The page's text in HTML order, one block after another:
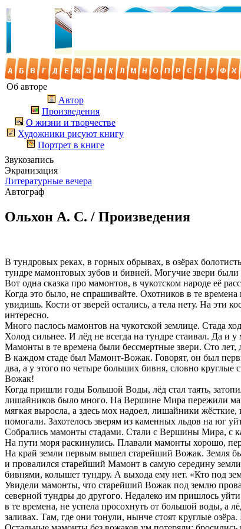
Об авторе
Автор
Произведения
О жизни и творчестве
Художники рисуют книгу
Портрет в книге
Звукозапись
Экранизация
Литературные вечера
Автограф
Ольхон А. С. / Произведения
В тундровых реках, в горных обрывах, в озёрах
тундре мамонтовых зубов и бивней. Могучие звери
Вот одна сказка про мамонтов, в чукотском народе её
Когда это было, не спрашивайте. Охотников в те
увидишь. Кости от зверей остались, а тела нету. На эти
интересно.
Много паслось мамонтов на чукотской землице. Стада
Холод сильнее. И лёд не всегда на тундре стаивал. Да и
Мамонты в те времена были бессмертные звери. Сто лет,
В каждом стаде был Мамонт-Вожак. Говорят, он был
два, а у этого по четыре больших бивня, словно
Вожак!
Когда пришли годы Большой Воды, лёд стал таять,
лишайников было много. На Вершине Мира пережили
мягкая выросла, а здесь мох надоел, лишайники
помогали. Захотелось зверям из каменных льдов на юг
Собрались мамонты стадами. Стали с Вершины Мира, с
На пути моря раскинулись. Плавали мамонты хорошо,
На край земли первым вышел старейший Вожак. Земля
и провалился старейший Мамонт в самую середину
бивнями, колышет тундру. А выхода ему нет. «Кто под
Увидели мамонты, что старейший Вожак под землю
северной тундры до другого. Недалеко им пришлось
в те времена, не успела просохнуть от большой воды,
заливах. Там, где они тонули, нынче стоят круглые